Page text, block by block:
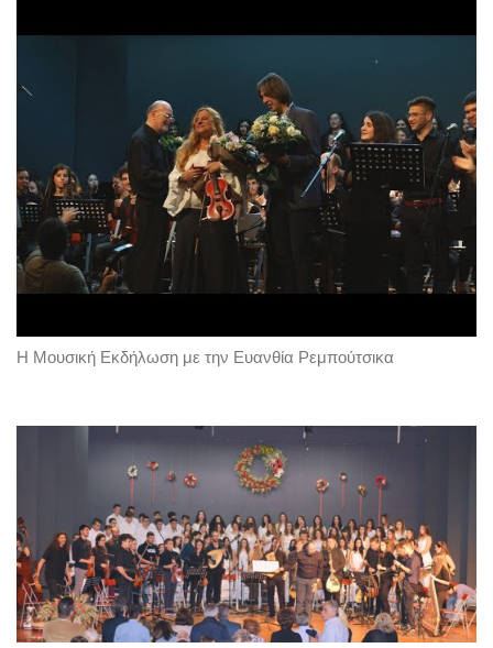
Η Μουσική Εκδήλωση με την Ευανθία Ρεμπούτσικα